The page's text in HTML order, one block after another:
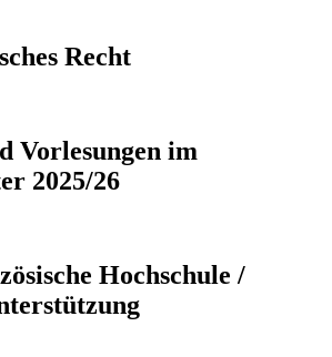
Recht
Vorlesungen im
2025/26
Hochschule /